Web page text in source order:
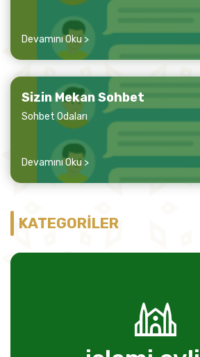
Devamını Oku >
Sizin Mekan Sohbet
Sohbet Odaları
Devamını Oku >
KATEGORİLER